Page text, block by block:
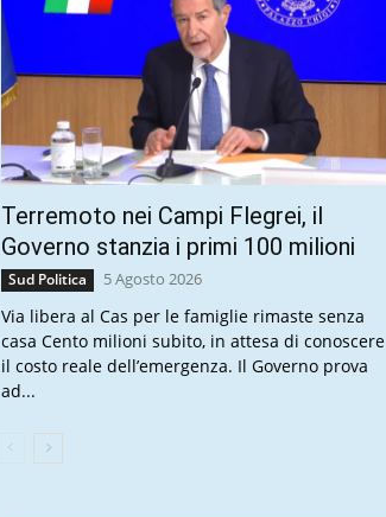
Terremoto nei Campi Flegrei, il
Governo stanzia i primi 100 milioni
Sud Politica 5 Agosto 2026
Via libera al Cas per le famiglie rimaste senza
casa Cento milioni subito, in attesa di conoscere
il costo reale dell’emergenza. Il Governo prova
ad...